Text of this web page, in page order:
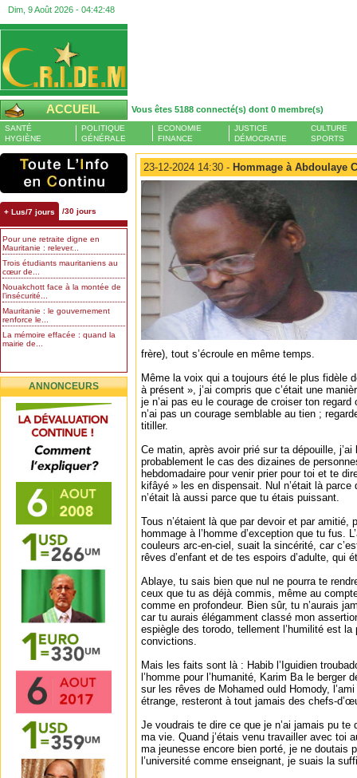
Dim, 9 Août 2026 - 04:42:49
ACCUEIL Vous êtes 5188 connecté(s) dont 0 membre(s)
SANTÉ
HYGIÈNE
POLITIQUE
GÉNÉRALE
ECONOMIE
FINANCE
JUSTICE
DÉMOCRATIE
CULTURE
SPORTS
+ Lus/7 jours /30 jours
Pour une retraite digne en
Mauritanie : relever...
Trois étudiants mauritaniens au
cœur de...
Nouakchott face à la montée de
l’insécurité...
Mauritanie : le gouvernement
renforce le...
La mémoire effacée : quand la
mairie de...
ANNONCEURS
23-12-2024 14:30 - Hommage à Abdoulaye
frère), tout s’écroule en même temps.
Même la voix qui a toujours été le plus fidèle
à présent », j’ai compris que c’était une
je n’ai pas eu le courage de croiser ton regard
n’ai pas un courage semblable au tien ;
titiller.
Ce matin, après avoir prié sur ta dépouille,
probablement le cas des dizaines de
hebdomadaire pour venir prier pour toi et te
kifâyé » les en dispensait. Nul n’était là
n’était là aussi parce que tu étais puissant.
Tous n’étaient là que par devoir et par amitié,
hommage à l’homme d’exception que tu fus.
couleurs arc-en-ciel, suait la sincérité, car
rêves d’enfant et de tes espoirs d’adulte, qui
Ablaye, tu sais bien que nul ne pourra te
ceux que tu as déjà commis, même au
comme en profondeur. Bien sûr, tu n’aurais
car tu aurais élégamment classé mon
espiègle des torodo, tellement l’humilité est la
convictions.
Mais les faits sont là : Habib l’Iguidien
l’homme pour l’humanité, Karim Ba le berger
sur les rêves de Mohamed ould Homody,
étrange, resteront à tout jamais des chefs-
Je voudrais te dire ce que je n’ai jamais pu te
ma vie. Quand j’étais venu travailler avec toi
ma jeunesse encore bien porté, je ne doutais
l’université comme enseignant, je suais la